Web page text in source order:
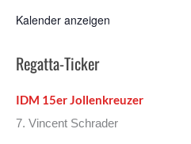
Kalender anzeigen
Regatta-Ticker
IDM 15er Jollenkreuzer
7. Vincent Schrader